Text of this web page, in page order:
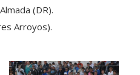
(DR).
Arroyos).